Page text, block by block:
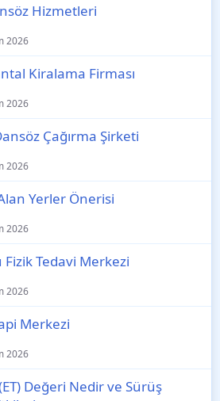
Hizmetleri
2026
Kiralama Firması
2026
Çağırma Şirketi
2026
Yerler Önerisi
2026
Tedavi Merkezi
2026
Merkezi
2026
Değeri Nedir ve Sürüş